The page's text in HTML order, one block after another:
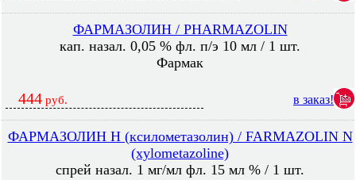
ФАРМАЗОЛИН / PHARMAZOLIN
кап. назал. 0,05 % фл. п/э 10 мл / 1 шт.
Фармак
444 руб. в заказ!
ФАРМАЗОЛИН Н (ксилометазолин) / FARMAZOLIN N
(xylometazoline)
спрей назал. 1 мг/мл фл. 15 мл % / 1 шт.